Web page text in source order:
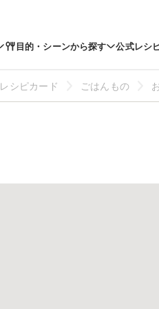
目的・シーンから探す 公式レシ
レシピカード ごはんもの